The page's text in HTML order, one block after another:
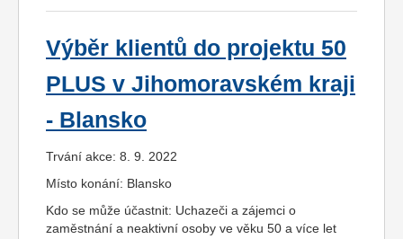
Výběr klientů do projektu 50
PLUS v Jihomoravském kraji
- Blansko
Trvání akce: 8. 9. 2022
Místo konání: Blansko
Kdo se může účastnit: Uchazeči a zájemci o
zaměstnání a neaktivní osoby ve věku 50 a více let